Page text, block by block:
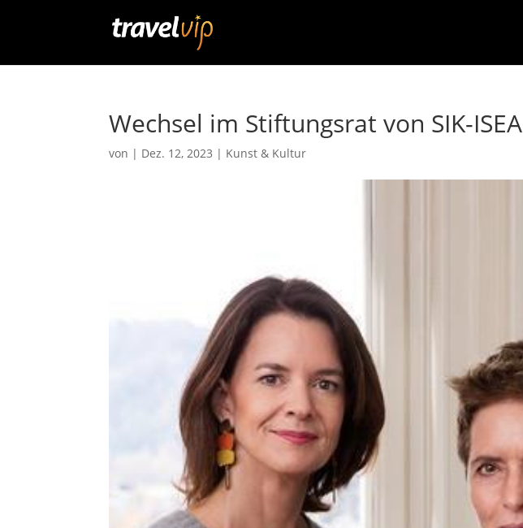
Wechsel im Stiftungsrat von SIK-ISEA
von | Dez. 12, 2023 | Kunst & Kultur